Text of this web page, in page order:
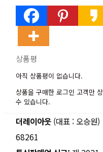
상품평
아직 상품평이 없습니다.
상품을 구매한 로그인 고객만
수 있습니다.
더레이아웃 (대표 : 오승원)
68261